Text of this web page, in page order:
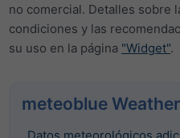
no comercial. Detalles sobre
condiciones y las
su uso en la página "Widget".
meteoblue
Datos meteorológicos